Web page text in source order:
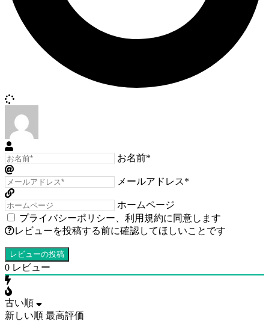
お名前*
メールアドレス*
ホームページ
プライバシーポリシー
利用規約に同意します
レビューを投稿する前に確認してほしいことです
0 レビュー
古い順
新しい順 最高評価